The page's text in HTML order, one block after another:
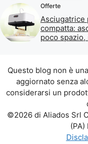
Offerte
Asciugatrice
compatta:
poco
Questo blog non è
aggiornato senza
considerarsi un
©2026 di Aliados Srl
(PA)